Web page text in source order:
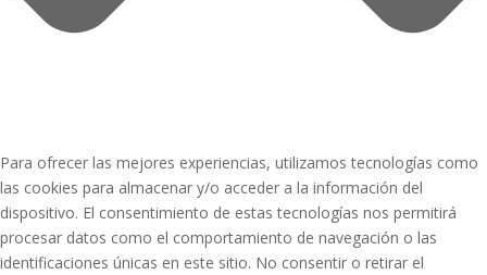
Para ofrecer las mejores experiencias, utilizamos tecnologías como
las cookies para almacenar y/o acceder a la información del
dispositivo. El consentimiento de estas tecnologías nos permitirá
procesar datos como el comportamiento de navegación o las
identificaciones únicas en este sitio. No consentir o retirar el